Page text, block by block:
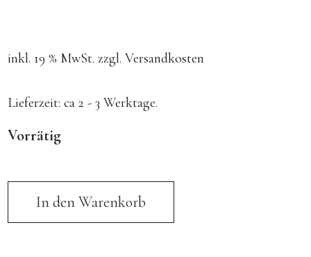
inkl. 19 % MwSt. zzgl. Versandkosten
Lieferzeit: ca 2 - 3 Werktage.
Vorrätig
In den Warenkorb